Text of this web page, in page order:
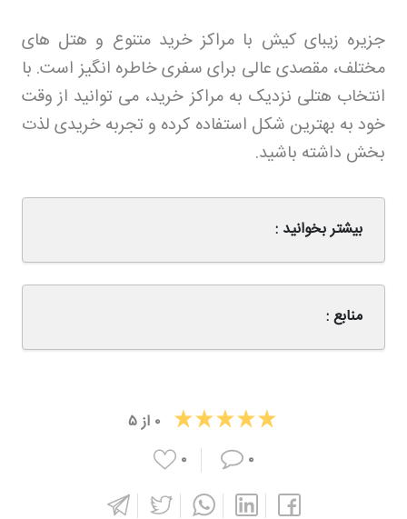
جزیره زیبای کیش با مراکز خرید متنوع و هتل های
مختلف، مقصدی عالی برای سفری خاطره انگیز است. با
انتخاب هتلی نزدیک به مراکز خرید، می توانید از وقت
خود به بهترین شکل استفاده کرده و تجربه خریدی لذت
بخش داشته باشید.
بیشتر بخوانید :
منابع :
۰ از۵
۰
۰